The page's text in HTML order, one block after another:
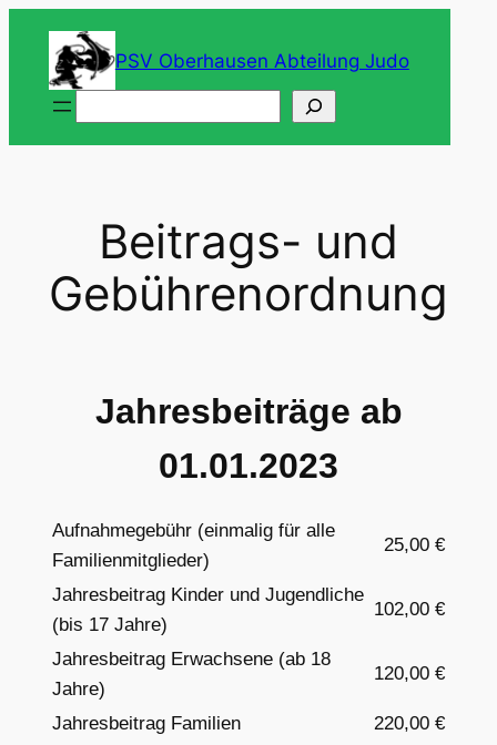
Inhalt
springen
PSV Oberhausen Abteilung Judo
Beitrags- und
Gebührenordnung
Jahresbeiträge ab
01.01.2023
Aufnahmegebühr (einmalig für alle
Familienmitglieder)
25,00 €
Jahresbeitrag Kinder und Jugendliche
(bis 17 Jahre)
102,00 €
Jahresbeitrag Erwachsene (ab 18
Jahre)
120,00 €
Jahresbeitrag Familien 220,00 €